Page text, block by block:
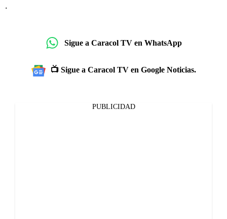
.
Sigue a Caracol TV en WhatsApp
📺 Sigue a Caracol TV en Google Noticias.
PUBLICIDAD